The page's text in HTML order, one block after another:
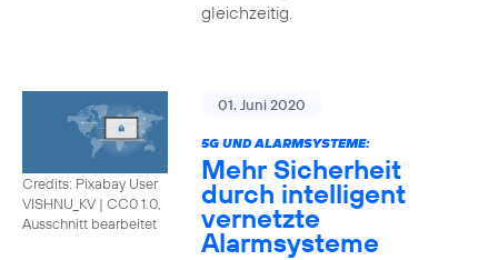
gleichzeitig.
Credits: Pixabay User
VISHNU_KV | CC0 1.0,
Ausschnitt bearbeitet
01. Juni 2020
5G UND ALARMSYSTEME:
Mehr Sicherheit
durch intelligent
vernetzte
Alarmsysteme